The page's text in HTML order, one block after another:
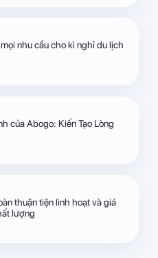
nhu cầu cho kì nghỉ du lịch
của Abogo: Kiến Tạo Lòng
thuận tiện linh hoạt và giá
lượng